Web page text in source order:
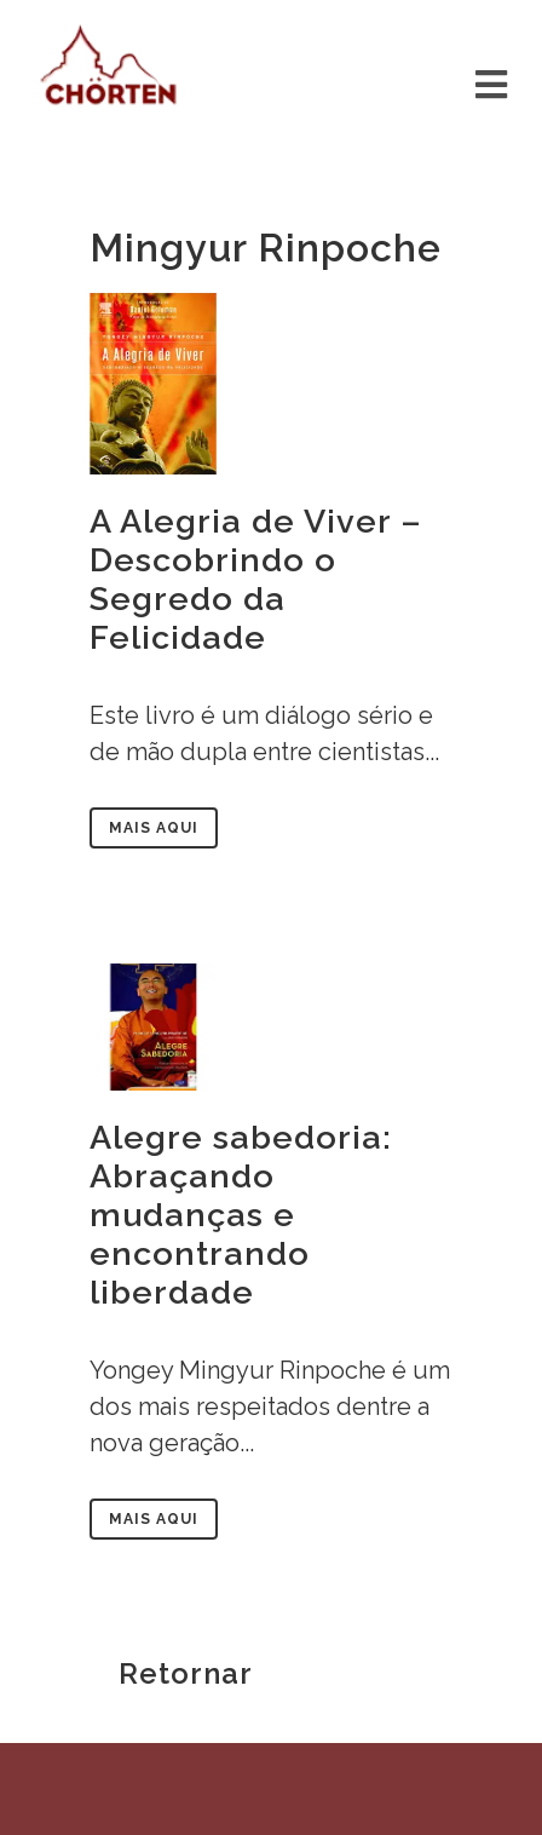
Mingyur Rinpoche
A Alegria de Viver –
Descobrindo o
Segredo da
Felicidade
Este livro é um diálogo sério e
de mão dupla entre cientistas...
MAIS AQUI
Alegre sabedoria:
Abraçando
mudanças e
encontrando
liberdade
Yongey Mingyur Rinpoche é um
dos mais respeitados dentre a
nova geração...
MAIS AQUI
Retornar